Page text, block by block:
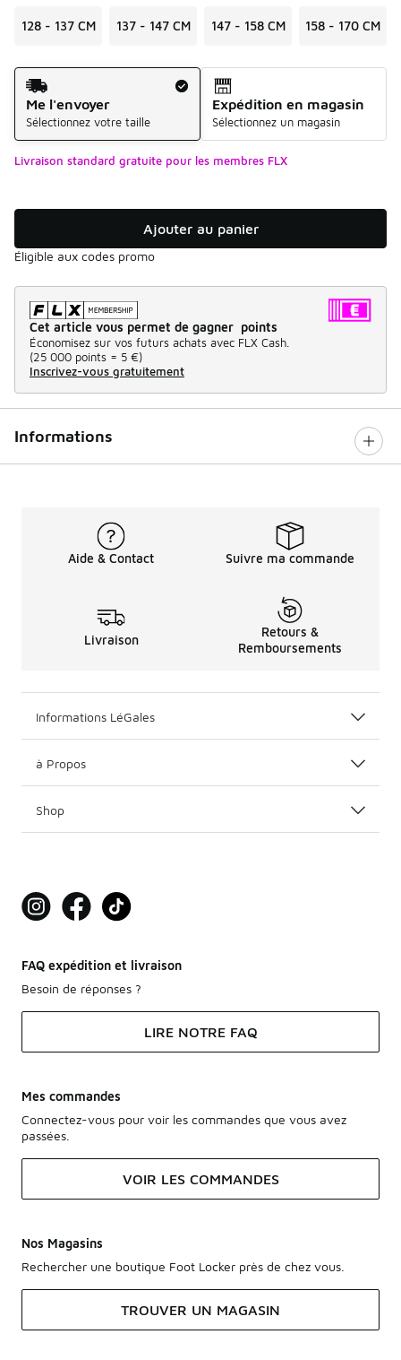
128 - 137 CM 137 - 147 CM 147 - 158 CM 158 - 170 CM
Mode d'expédition
Me l'envoyer
Sélectionnez votre taille
Expédition en magasin
Sélectionnez un magasin
Livraison standard gratuite pour les membres FLX
Ajouter au panier
Éligible aux codes promo
Cet article vous permet de gagner points
Économisez sur vos futurs achats avec FLX Cash.
(25 000 points = 5 €)
Inscrivez-vous gratuitement
Informations
Aide & Contact Suivre ma commande
Livraison
Retours &
Remboursements
Informations LéGales
à Propos
Shop
FAQ expédition et livraison
Besoin de réponses ?
LIRE NOTRE FAQ
Mes commandes
Connectez-vous pour voir les commandes que vous avez
passées.
VOIR LES COMMANDES
Nos Magasins
Rechercher une boutique Foot Locker près de chez vous.
TROUVER UN MAGASIN